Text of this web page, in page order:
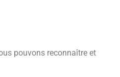
pouvons reconnaître et